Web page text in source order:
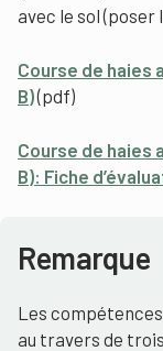
avec le sol (poser
Course de haies
B)(pdf)
Course de haies
B): Fiche
Remarque
Les
au travers de